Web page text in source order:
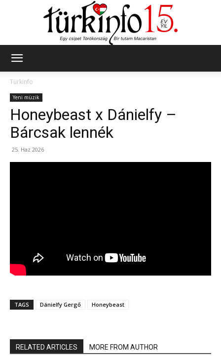
Türkinfo
Yeni müzik
Honeybeast x Dánielfy –
Bárcsak lennék
25. Haz 2026
TAGS Dánielfy Gergő Honeybeast
RELATED ARTICLES MORE FROM AUTHOR